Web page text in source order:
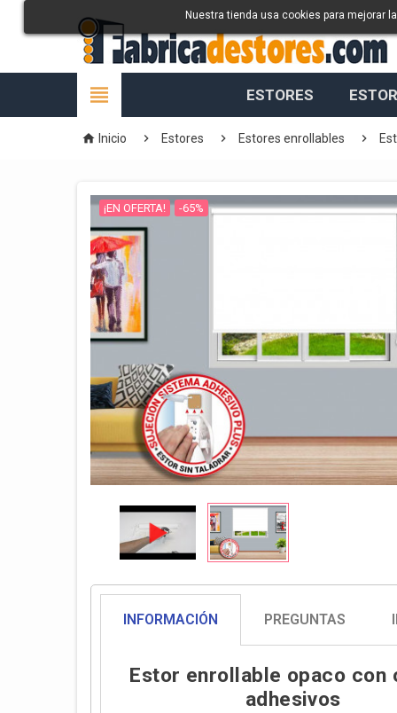
Nuestra tienda usa cookies para mejorar
 ESTORES
 Inicio  Estores  Estores enrollables 
¡EN OFERTA! -65%
INFORMACIÓN PREGUNTAS
Estor enrollable opaco con
adhesivos